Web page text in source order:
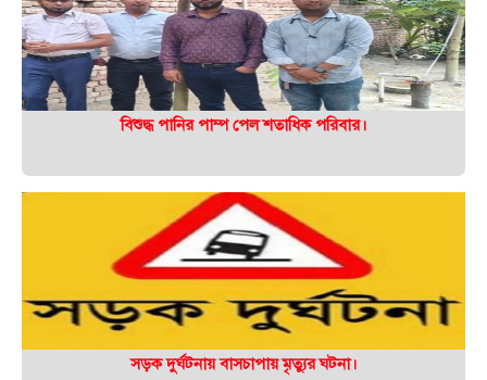
বিশুদ্ধ পানির পাম্প পেল শতাধিক পরিবার।
সড়ক দুর্ঘটনায় বাসচাপায় মৃত্যুর ঘটনা।